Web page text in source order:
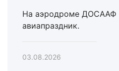
На аэродроме ДОСААФ
авиапраздник.
03.08.2026